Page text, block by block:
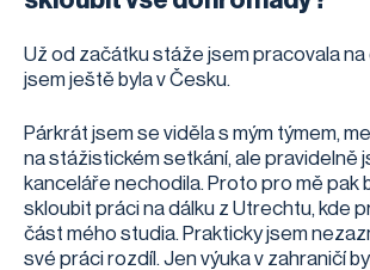
Už od začátku stáže jsem pracovala na
jsem ještě byla v Česku.
Párkrát jsem se viděla s mým týmem,
na stážistickém setkání, ale pravidelně
kanceláře nechodila. Proto pro mě pak
skloubit práci na dálku z Utrechtu, kde
část mého studia. Prakticky jsem
své práci rozdíl. Jen výuka v zahraničí